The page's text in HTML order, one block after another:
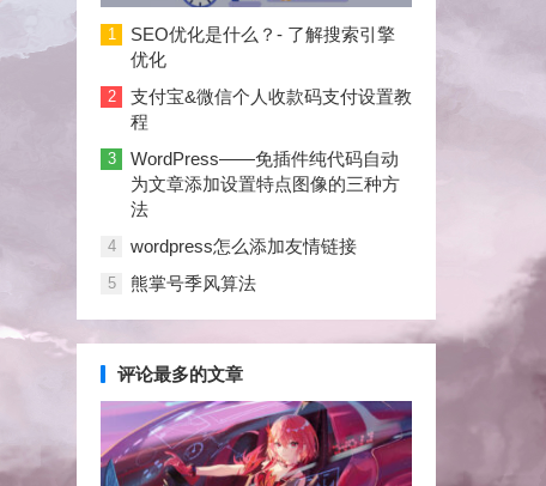
大合集
1
SEO优化是什么？- 了解搜索引擎
优化
2
支付宝&微信个人收款码支付设置教
程
3
WordPress——免插件纯代码自动
为文章添加设置特点图像的三种方
法
4 wordpress怎么添加友情链接
5 熊掌号季风算法
评论最多的文章